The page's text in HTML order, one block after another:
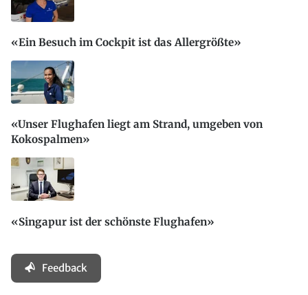
«Ein Besuch im Cockpit ist das Allergrößte»
«Unser Flughafen liegt am Strand, umgeben von
Kokospalmen»
«Singapur ist der schönste Flughafen»
Feedback